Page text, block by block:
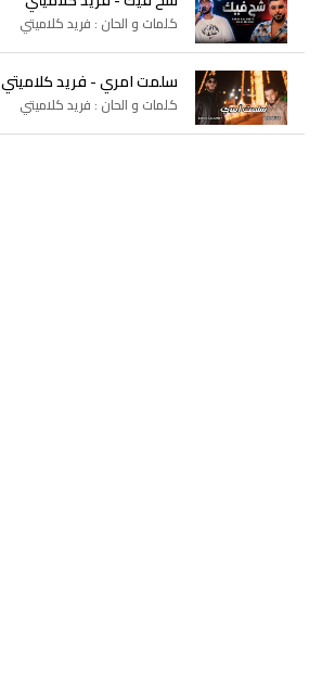
كلمات و الحان : فريد كلاميتي
سلمت امري - فريد كلاميتي
كلمات و الحان : فريد كلاميتي